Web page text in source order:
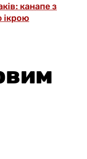
канапе з
ікрою